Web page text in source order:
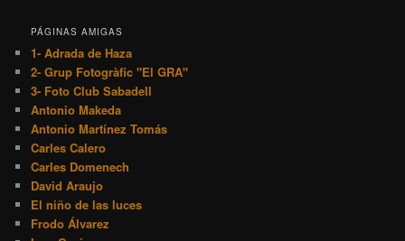
PÁGINAS AMIGAS
1- Adrada de Haza
2- Grup Fotogràfic "El GRA"
3- Foto Club Sabadell
Antonio Makeda
Antonio Martínez Tomás
Carles Calero
Carles Domenech
David Araujo
El niño de las luces
Frodo Álvarez